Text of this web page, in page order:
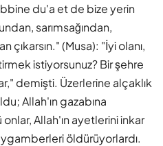
du'a et de bize yerin
sarımsağından,
çıkarsın." (Musa): "İyi olanı,
istiyorsunuz? Bir şehre
demişti. Üzerlerine alçaklık
Allah'ın gazabına
Allah'ın ayetlerini inkar
öldürüyorlardı.